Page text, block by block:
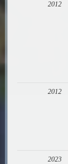
2012
2012
2023